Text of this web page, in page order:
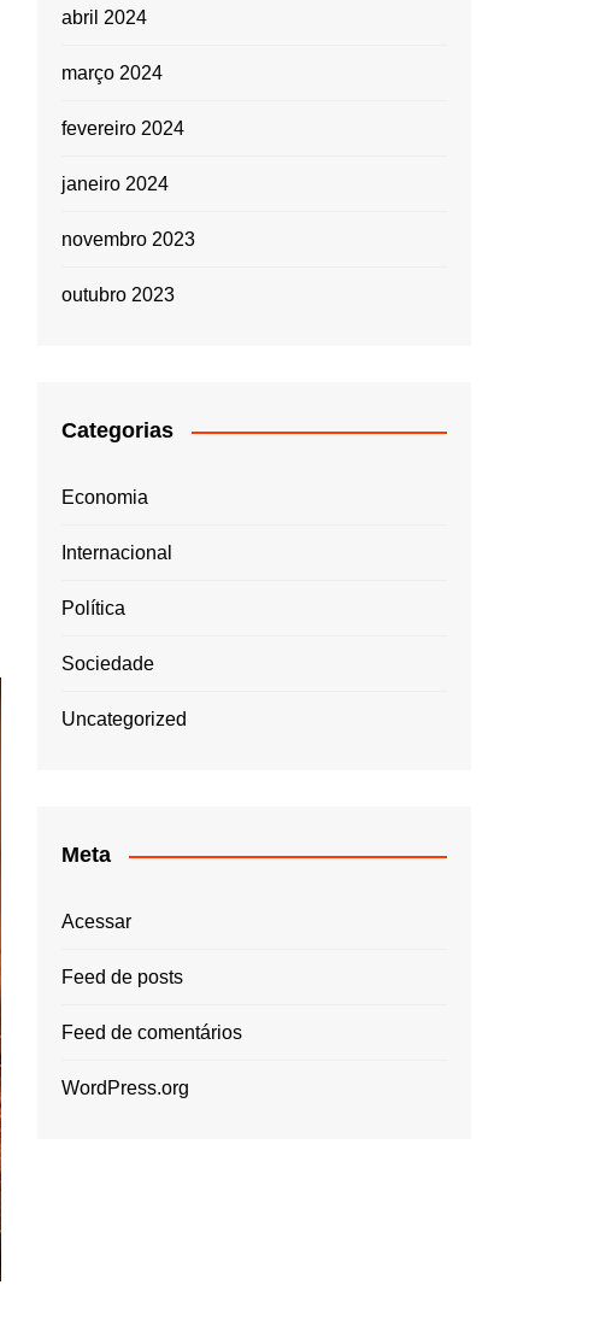
abril 2024
março 2024
fevereiro 2024
janeiro 2024
novembro 2023
outubro 2023
Categorias
Economia
Internacional
Política
Sociedade
Uncategorized
Meta
Acessar
Feed de posts
Feed de comentários
WordPress.org